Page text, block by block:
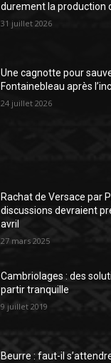
durement la production
31 juillet 2026
Une cagnotte pour
Fontainebleau après
24 juillet 2026
Rachat de Versace par
discussions devraient
avril
27 mars 2025
Cambriolages : des
partir tranquille
9 juillet 2019
Beurre : faut-il